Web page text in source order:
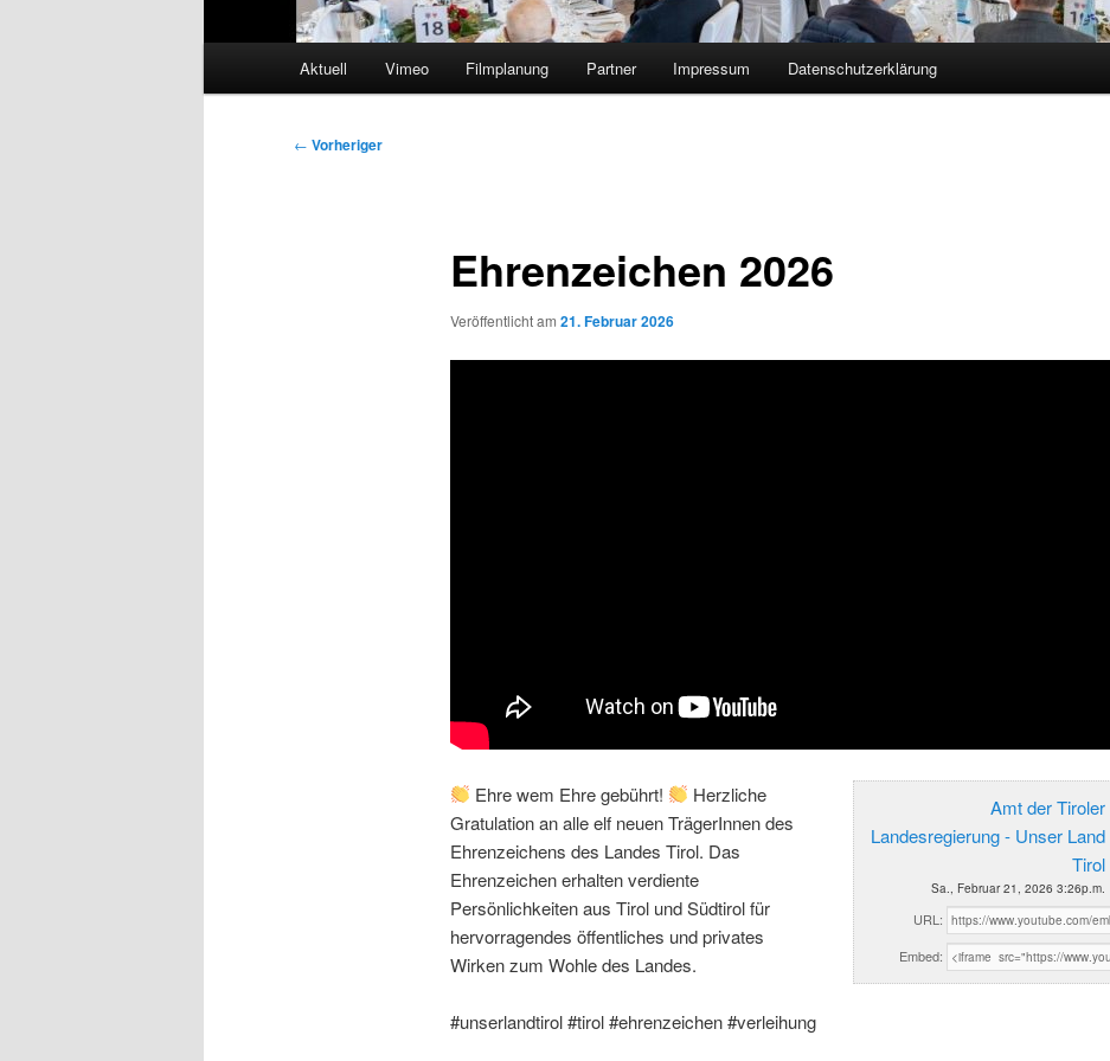
Aktuell Vimeo Filmplanung Partner Impressum Datenschutzerklärung
Beitragsnavigation
← Vorheriger
Ehrenzeichen 2026
Veröffentlicht am 21. Februar 2026
Amt der Tiroler
Landesregierung - Unser Land
Tirol
Sa., Februar 21, 2026 3:26p.m.
URL:
Embed:
Ehre wem Ehre gebührt!
Herzliche
Gratulation an alle elf neuen TrägerInnen des
Ehrenzeichens des Landes Tirol. Das
Ehrenzeichen erhalten verdiente
Persönlichkeiten aus Tirol und Südtirol für
hervorragendes öffentliches und privates
Wirken zum Wohle des Landes.
#unserlandtirol #tirol #ehrenzeichen #verleihung